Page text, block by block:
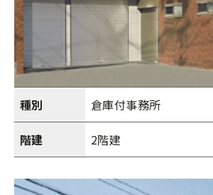
種別 倉庫付事務所
階建 2階建